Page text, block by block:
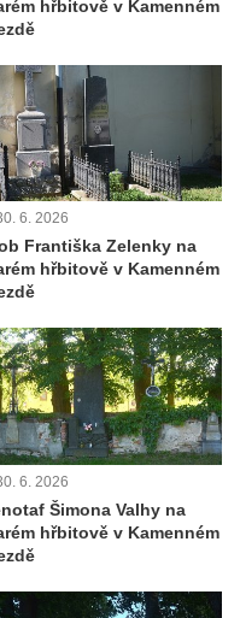
Krásné
v
v
v
v
hřbitově
Vlčí
v
hřbitově v Kamenném
6. 2026
Františka Zelenky na
hřbitově v Kamenném
6. 2026
Šimona Valhy na
hřbitově v Kamenném